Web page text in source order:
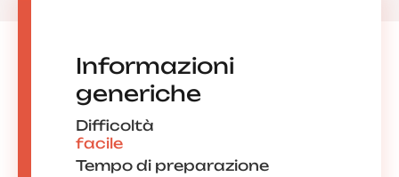
Informazioni
generiche
Difficoltà
facile
Tempo di preparazione